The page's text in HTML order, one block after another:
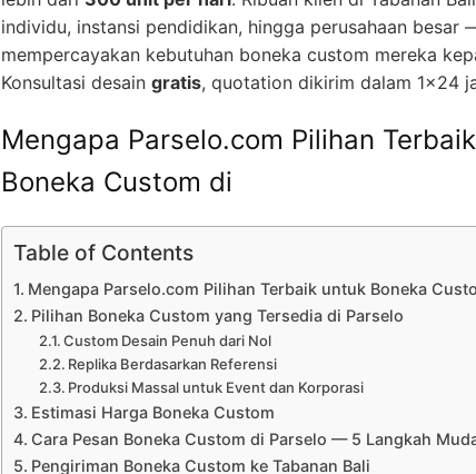
individu, instansi pendidikan, hingga perusahaan besar
mempercayakan kebutuhan boneka custom mereka
Konsultasi desain gratis, quotation dikirim dalam 1×24
Mengapa Parselo.com Pilihan
Boneka Custom di
Table of Contents
Mengapa Parselo.com Pilihan Terbaik untuk Boneka
Pilihan Boneka Custom yang Tersedia di Parselo
Custom Desain Penuh dari Nol
Replika Berdasarkan Referensi
Produksi Massal untuk Event dan Korporasi
Estimasi Harga Boneka Custom
Cara Pesan Boneka Custom di Parselo — 5 Langkah
Pengiriman Boneka Custom ke Tabanan Bali